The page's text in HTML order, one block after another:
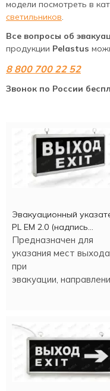
модели посмотреть в
светильников.
Все вопросы об
продукции Pelastus
8 800 700 22 52
Звонок по России
Эвакуационный
PL EM 2.0 (надпись
"Выход")
Предназначен для
указания мест выхода
при
эвакуации,